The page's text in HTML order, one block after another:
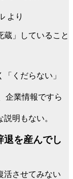
より
蔵」していること
くだらない」
企業情報ですら
明もない。
退を産んでし
活させてみない